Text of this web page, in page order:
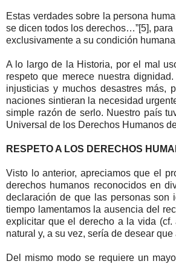
Estas verdades sobre la persona
se dicen todos los derechos…”[5],
exclusivamente a su condición
A lo largo de la Historia, por el mal
respeto que merece nuestra
injusticias y muchos desastres más,
naciones sintieran la necesidad
simple razón de serlo. Nuestro país
Universal de los Derechos Humanos
RESPETO A LOS DERECHOS
Visto lo anterior, apreciamos que el
derechos humanos reconocidos en
declaración de que las personas son
tiempo lamentamos la ausencia del
explicitar que el derecho a la vida
natural y, a su vez, sería de desear
Del mismo modo se requiere un